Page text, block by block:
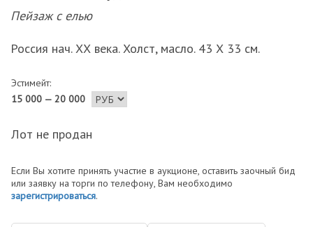
Пейзаж с елью
Россия нач. ХХ века. Холст, масло. 43 Х 33 см.
Эстимейт:
15 000 — 20 000
Лот не продан
Если Вы хотите принять участие в аукционе, оставить заочный бид
или заявку на торги по телефону, Вам необходимо
зарегистрироваться.